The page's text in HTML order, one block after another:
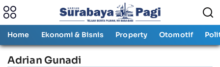
Home Ekonomi & Bisnis Property Otomotif
Adrian Gunadi